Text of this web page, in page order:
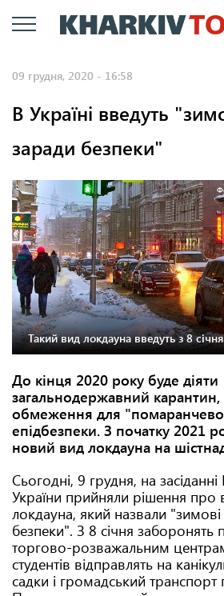
до
09 грудня, 2020 - 16:58
В Україні введуть
заради безпеки"
Такий вид локдауна введуть з 8
До кінця 2020 року буде діяти
загальнодержавний
обмеження для
епідбезпеки. З початку 2021
новий вид локдауна на
Сьогодні, 9 грудня, на засіданні
України прийняли рішення про
локдауна, який назвали "зимові
безпеки". З 8 січня заборонять
торгово-розважальним
студентів відправлять на
садки і громадський